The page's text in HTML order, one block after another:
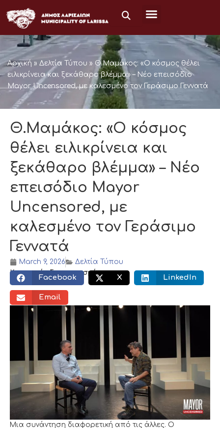
to
content
Αρχική » Δελτία Τύπου » Θ.Μαμάκος: «Ο κόσμος θέλει
ειλικρίνεια και ξεκάθαρο βλέμμα» – Νέο επεισόδιο
Mayor Uncensored, με καλεσμένο τον Γεράσιμο Γεννατά
Θ.Μαμάκος: «Ο κόσμος
θέλει ειλικρίνεια και
ξεκάθαρο βλέμμα» – Νέο
επεισόδιο Mayor
Uncensored, με
καλεσμένο τον Γεράσιμο
Γεννατά
March 9, 2026
Δελτία Τύπου
Κοινωνικός διαμοιρασμός:
Facebook X LinkedIn
Email
Μια συνάντηση διαφορετική από τις άλλες. Ο